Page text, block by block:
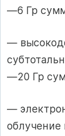
—6 Гр
—
—20 Гр
—